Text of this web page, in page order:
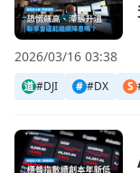
道#DJI # #DX S
2026/03/16 03:38
前往【關鍵趨勢】